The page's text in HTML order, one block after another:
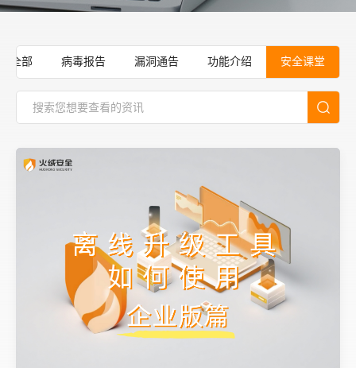
全部 病毒报告 漏洞通告 功能介绍 安全课堂